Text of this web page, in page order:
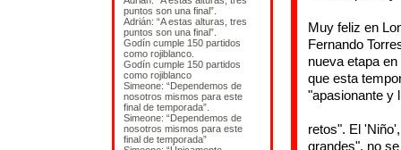
puntos son una final”.
Adrián: “A estas alturas, tres
puntos son una final”.
Godín cumple 150 partidos
como rojiblanco.
Godín cumple 150 partidos
como rojiblanco
Simeone: “Dependemos de
nosotros mismos para este
final de temporada”.
Simeone: “Dependemos de
nosotros mismos para este
final de temporada”
Muy feliz en
Fernando
nueva etapa
que esta
"apasionante y
retos". El
grandes", no